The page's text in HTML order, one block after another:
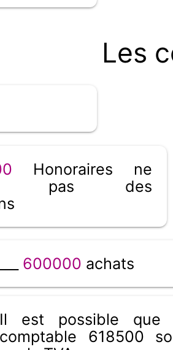
Les
Honoraires ne
pas des
600000 achats
Il est possible que
comptable 618500